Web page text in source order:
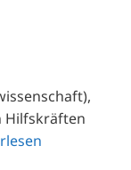
Hilfskräften